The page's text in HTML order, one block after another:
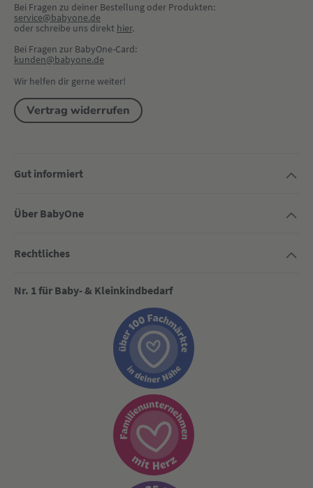
Bei Fragen zu deiner Bestellung oder Produkten:
service@babyone.de
oder schreibe uns direkt hier.
Bei Fragen zur BabyOne-Card:
kunden@babyone.de
Wir helfen dir gerne weiter!
Vertrag widerrufen
Gut informiert
Über BabyOne
Rechtliches
Nr. 1 für Baby- & Kleinkindbedarf